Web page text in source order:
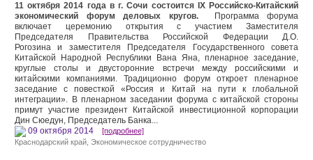
11 октября 2014 года в г. Сочи состоится IX Российско-Китайский
экономический форум деловых кругов.Программа форума
включает церемонию открытия с участием Заместителя
Председателя Правительства Российской Федерации Д.О.
Рогозина и заместителя Председателя Государственного совета
Китайской Народной Республики Вана Яна, пленарное заседание,
круглые столы и двусторонние встречи между российскими и
китайскими компаниями. Традиционно форум откроет пленарное
заседание с повесткой «Россия и Китай на пути к глобальной
интеграции». В пленарном заседании форума с китайской стороны
примут участие президент Китайской инвестиционной корпорации
Дин Сюедун, Председатель Банка...
09 октября 2014 [подробнее]
Краснодарский край Экономическое сотрудничество